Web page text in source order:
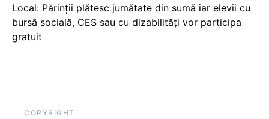
Local: Părinții plătesc jumătate din sumă iar elevii cu
bursă socială, CES sau cu dizabilităţi vor participa
gratuit
COPYRIGHT